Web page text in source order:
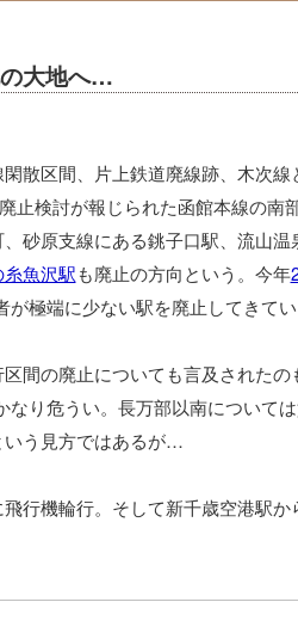
大地へ…
散区間、片上鉄道廃線跡、木次
止検討が報じられた函館本線の南
砂原支線にある銚子口駅、流山温
魚沢駅も廃止の方向という。今年
極端に少ない駅を廃止してきて
間の廃止についても言及されたの
り危うい。長万部以南について
いう見方ではあるが…
行機輪行。そして新千歳空港駅か